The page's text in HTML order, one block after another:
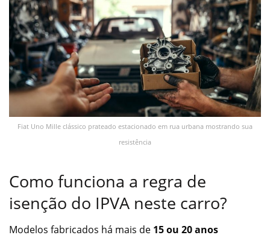
Fiat Uno Mille clássico prateado estacionado em rua urbana mostrando sua
resistência
Como funciona a regra de
isenção do IPVA neste carro?
Modelos fabricados há mais de 15 ou 20 anos